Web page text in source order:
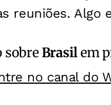
reuniões. Algo
sobreBrasilem
no canal do